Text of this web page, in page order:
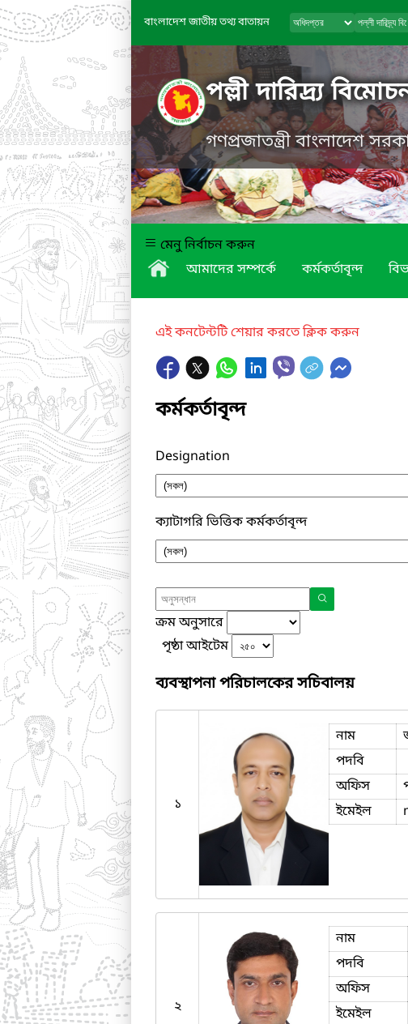
বাংলাদেশ জাতীয় তথ্য বাতায়ন
পল্লী দারিদ্র্য
গণপ্রজাতন্ত্রী বাংলাদেশ
মেনু নির্বাচন করুন
আমাদের সম্পর্কে
কর্মকর্তাবৃন্দ
এই কনটেন্টটি শেয়ার করতে ক্লিক করুন
কর্মকর্তাবৃন্দ
Designation
ক্যাটাগরি ভিত্তিক কর্মকর্তাবৃন্দ
ক্রম অনুসারে
পৃষ্ঠা আইটেম
ব্যবস্থাপনা পরিচালকের সচিবালয়
১
নাম
পদবি
অফিস
ইমেইল
২
নাম
পদবি
অফিস
ইমেইল